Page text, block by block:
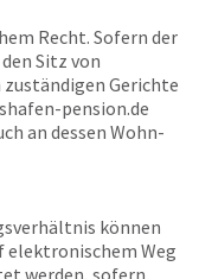
Recht. Sofern der
Sitz von
Gerichte
pension.de
an dessen Wohn-
können
elektronischem Weg
werden, sofern